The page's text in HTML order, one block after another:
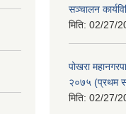
सञ्चालन
मिति: 02/27/
पोखरा
२०७५ (प्रथम
मिति: 02/27/